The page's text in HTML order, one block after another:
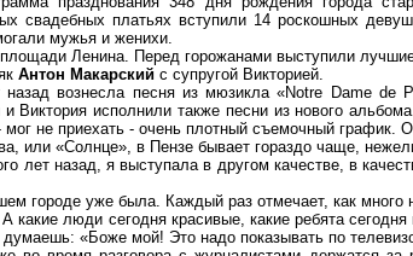
свадебных платьях вступили 14 роскошных
мужья и женихи.
Ленина. Перед горожанами выступили
Антон Макарский с супругой Викторией.
вознесла песня из мюзикла «Notre Dame de
Виктория исполнили также песни из нового
не приехать - очень плотный съемочный график.
или «Солнце», в Пензе бывает гораздо чаще,
лет назад, я выступала в другом качестве, в
городе уже была. Каждый раз отмечает, как
какие люди сегодня красивые, какие ребята
«Боже мой! Это надо показывать по